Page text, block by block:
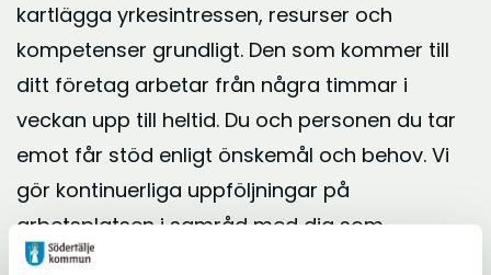
kartlägga yrkesintressen, resurser och
kompetenser grundligt. Den som kommer till
ditt företag arbetar från några timmar i
veckan upp till heltid. Du och personen du tar
emot får stöd enligt önskemål och behov. Vi
gör kontinuerliga uppföljningar på
arbetsplatsen i samråd med dig som
arbetsgivare.